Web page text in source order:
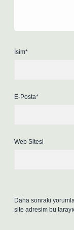
İsim*
E-Posta*
Web Sitesi
Daha sonraki
site adresim bu